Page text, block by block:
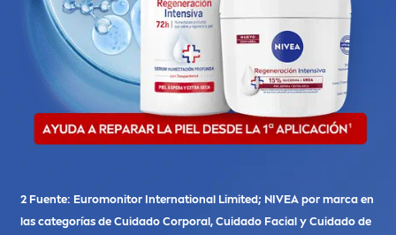
2 Fuente: Euromonitor International Limited; NIVEA por marca en
las categorías de Cuidado Corporal, Cuidado Facial y Cuidado de